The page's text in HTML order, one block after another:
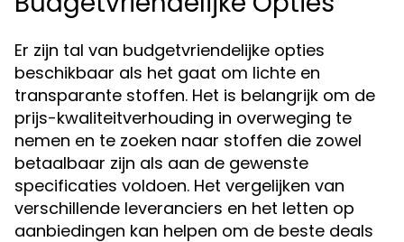
Er zijn tal van budgetvriendelijke opties
beschikbaar als het gaat om lichte en
transparante stoffen. Het is belangrijk om de
prijs-kwaliteitverhouding in overweging te
nemen en te zoeken naar stoffen die zowel
betaalbaar zijn als aan de gewenste
specificaties voldoen. Het vergelijken van
verschillende leveranciers en het letten op
aanbiedingen kan helpen om de beste deals